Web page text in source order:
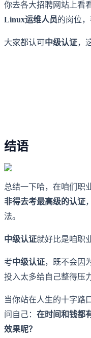
你去各大招聘网站上看
Linux运维人员的岗位
大家都认可中级认证，
结语
总结一下哈，在咱们职
非得去考最高级的认证
法。
中级认证就好比是咱职
考中级认证，既不会因
投入太多给自己整得压
当你站在人生的十字路
问自己： 在时间和钱都
效果呢？